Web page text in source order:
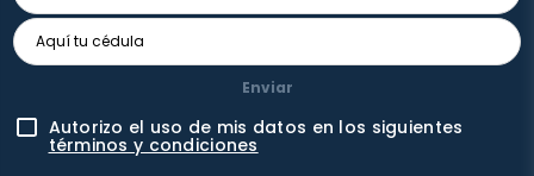
Enviar
Autorizo el uso de mis datos en los siguientes
términos y condiciones